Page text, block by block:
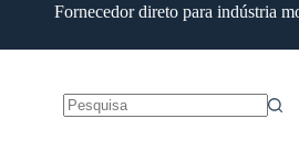
Fornecedor direto para indústria